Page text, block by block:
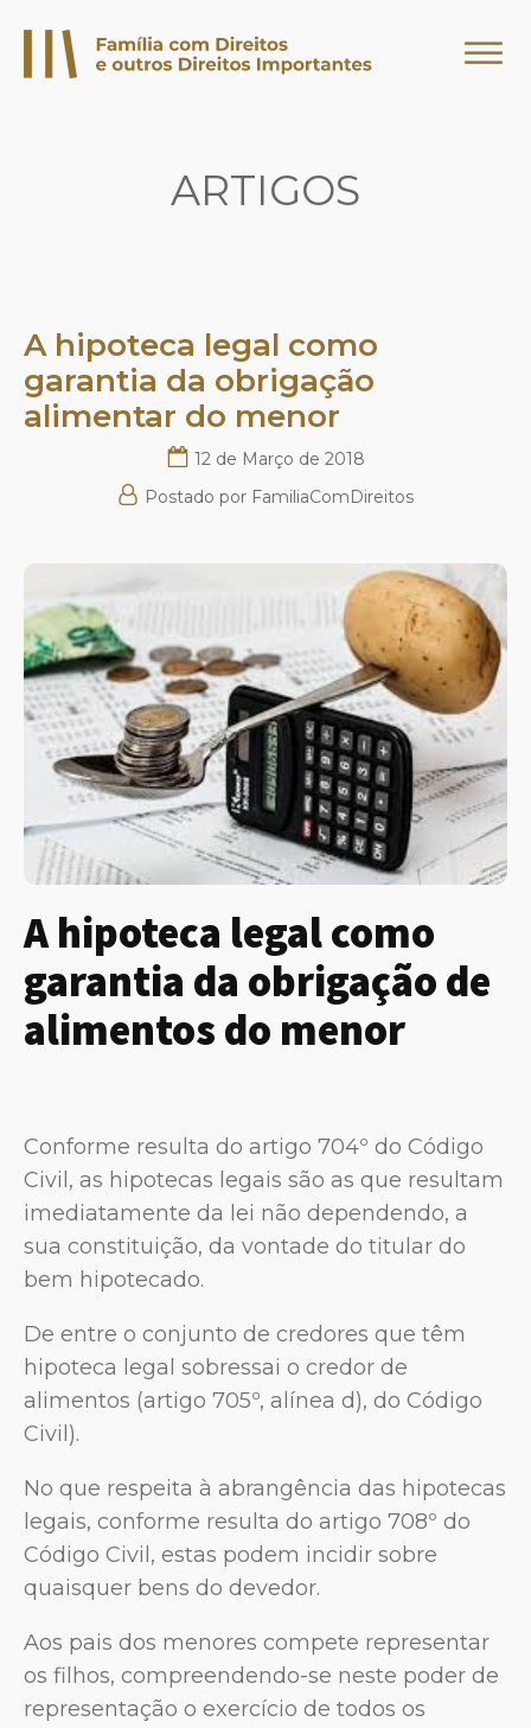
ARTIGOS
A hipoteca legal como
garantia da obrigação
alimentar do menor
12 de Março de 2018
Postado por FamiliaComDireitos
A hipoteca legal como
garantia da obrigação de
alimentos do menor
Conforme resulta do artigo 704º do Código
Civil, as hipotecas legais são as que resultam
imediatamente da lei não dependendo, a
sua constituição, da vontade do titular do
bem hipotecado.
De entre o conjunto de credores que têm
hipoteca legal sobressai o credor de
alimentos (artigo 705º, alínea d), do Código
Civil).
No que respeita à abrangência das hipotecas
legais, conforme resulta do artigo 708º do
Código Civil, estas podem incidir sobre
quaisquer bens do devedor.
Aos pais dos menores compete representar
os filhos, compreendendo-se neste poder de
representação o exercício de todos os